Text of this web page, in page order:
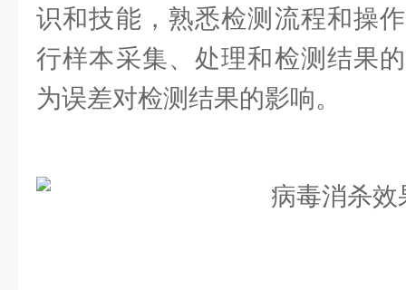
识和技能，熟悉检测流程和操
行样本采集、处理和检测结果
为误差对检测结果的影响。